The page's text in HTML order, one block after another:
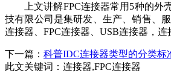
上文讲解FPC连接器常用5种的
技有限公司是集研发、生产、销售、
连接器、FPC连接器、USB连接器，
下一篇： 科普IDC连接器类型的分类标
此文关键词： 连接器,FPC连接器